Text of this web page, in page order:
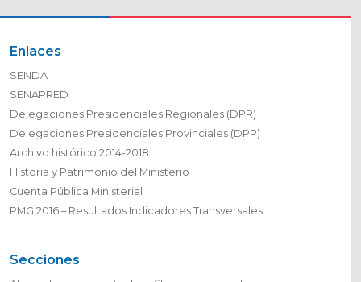
Enlaces
SENDA
SENAPRED
Delegaciones Presidenciales Regionales (DPR)
Delegaciones Presidenciales Provinciales (DPP)
Archivo histórico 2014-2018
Historia y Patrimonio del Ministerio
PMG 2016 – Resultados Indicadores Transversales